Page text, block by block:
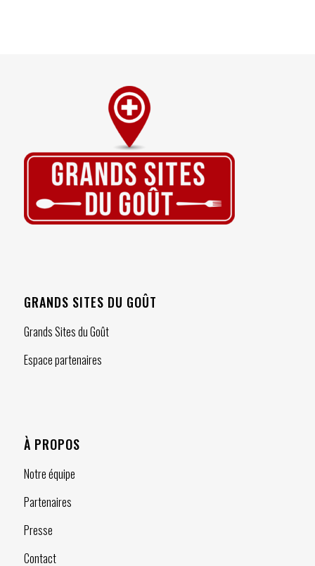
GRANDS SITES DU GOÛT
Grands Sites du Goût
Espace partenaires
À PROPOS
Notre équipe
Partenaires
Presse
Contact